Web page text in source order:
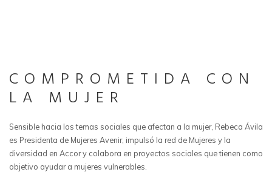
COMPROMETIDA CON
LA MUJER
Sensible hacia los temas sociales que afectan a la mujer, Rebeca Ávila
es Presidenta de Mujeres Avenir, impulsó la red de Mujeres y la
diversidad en Accor y colabora en proyectos sociales que tienen como
objetivo ayudar a mujeres vulnerables.